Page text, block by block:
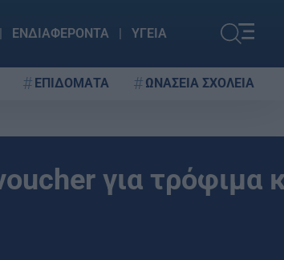
ΕΝΔΙΑΦΕΡΟΝΤΑ ΥΓΕΙΑ
ΕΠΙΔΟΜΑΤΑ ΩΝΑΣΕΙΑ ΣΧΟΛΕΙΑ
για τρόφιμα